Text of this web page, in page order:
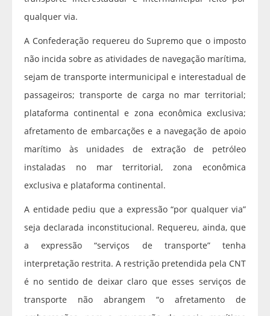
qualquer via.
A Confederação requereu do Supremo que o imposto
não incida sobre as atividades de navegação marítima,
sejam de transporte intermunicipal e interestadual de
passageiros; transporte de carga no mar territorial;
plataforma continental e zona econômica exclusiva;
afretamento de embarcações e a navegação de apoio
marítimo às unidades de extração de petróleo
instaladas no mar territorial, zona econômica
exclusiva e plataforma continental.
A entidade pediu que a expressão “por qualquer via”
seja declarada inconstitucional. Requereu, ainda, que
a expressão “serviços de transporte” tenha
interpretação restrita. A restrição pretendida pela CNT
é no sentido de deixar claro que esses serviços de
transporte não abrangem “o afretamento de